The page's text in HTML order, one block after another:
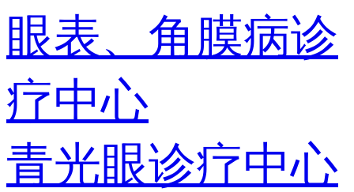
眼表、角膜病诊
疗中心
青光眼诊疗中心